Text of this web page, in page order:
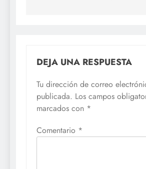
DEJA UNA RESPUESTA
Tu dirección de correo
publicada. Los campos
marcados con *
Comentario *